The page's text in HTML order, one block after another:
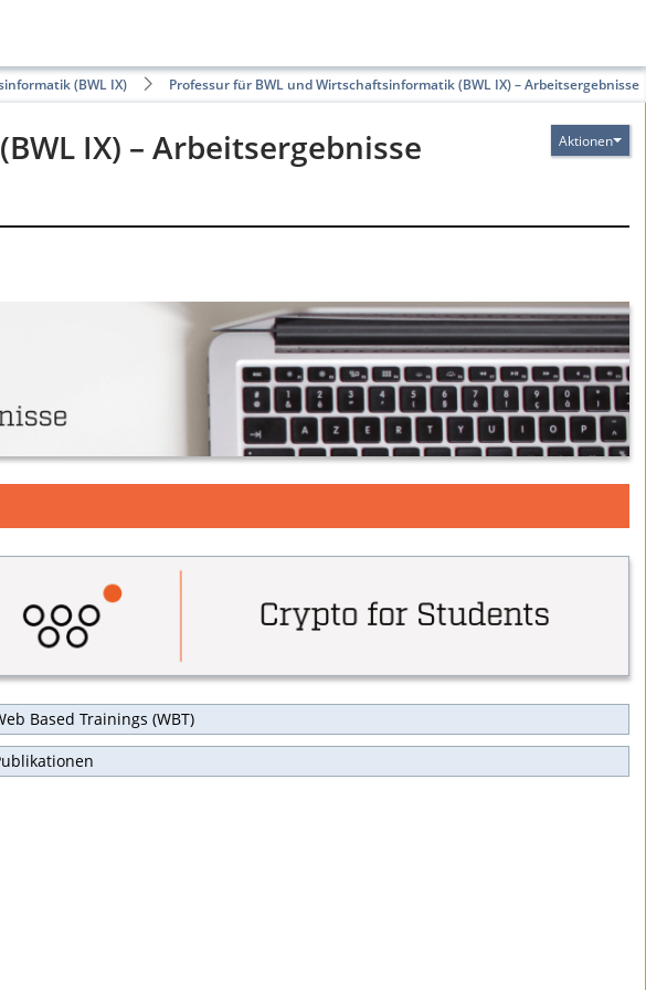
(BWL IX) Professur für BWL und Wirtschaftsinformatik (BWL IX) – Arbeitsergebnisse
Aktionen
IX) – Arbeitsergebnisse
Based Trainings (WBT)